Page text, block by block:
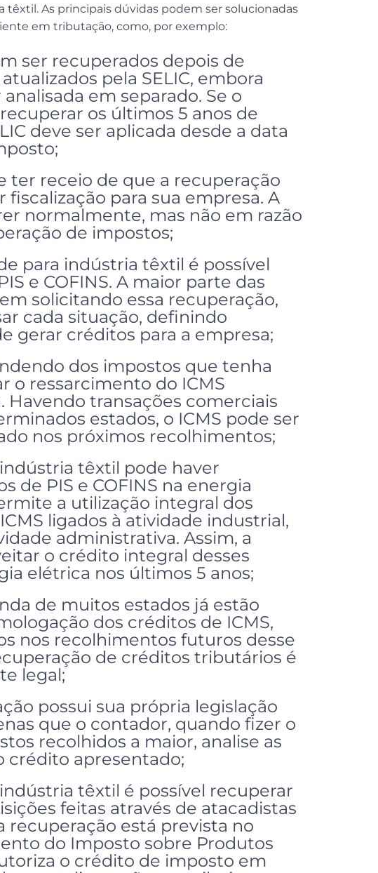
As principais dúvidas podem ser solucionadas
em tributação, como, por exemplo:
ser recuperados depois de
pela SELIC, embora
em separado. Se o
os últimos 5 anos de
deve ser aplicada desde a data
ter receio de que a recuperação
para sua empresa. A
normalmente, mas não em razão
de impostos;
para indústria têxtil é possível
e COFINS. A maior parte das
solicitando essa recuperação,
cada situação, definindo
gerar créditos para a empresa;
dos impostos que tenha
o ressarcimento do ICMS
Havendo transações comerciais
estados, o ICMS pode ser
nos próximos recolhimentos;
têxtil pode haver
de PIS e COFINS na energia
a utilização integral dos
ligados à atividade industrial,
administrativa. Assim, a
o crédito integral desses
elétrica nos últimos 5 anos;
de muitos estados já estão
dos créditos de ICMS,
nos recolhimentos futuros desse
de créditos tributários é
legal;
possui sua própria legislação
que o contador, quando fizer o
recolhidos a maior, analise as
crédito apresentado;
têxtil é possível recuperar
feitas através de atacadistas
recuperação está prevista no
do Imposto sobre Produtos
o crédito de imposto em